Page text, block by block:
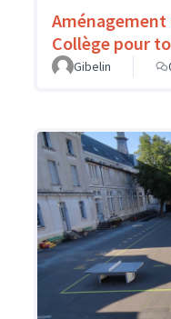
Aménagement
Collège pour
Gibelin